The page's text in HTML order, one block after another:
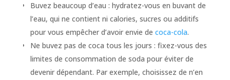
Buvez beaucoup d’eau : hydratez-vous en buvant de
l’eau, qui ne contient ni calories, sucres ou additifs
pour vous empêcher d’avoir envie de coca-cola.
Ne buvez pas de coca tous les jours : fixez-vous des
limites de consommation de soda pour éviter de
devenir dépendant. Par exemple, choisissez de n’en